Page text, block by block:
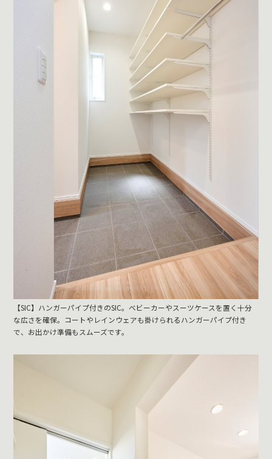
【SIC】ハンガーパイプ付きのSIC。ベビーカーやスーツケースを置く十分
な広さを確保。コートやレインウェアも掛けられるハンガーパイプ付き
で、お出かけ準備もスムーズです。